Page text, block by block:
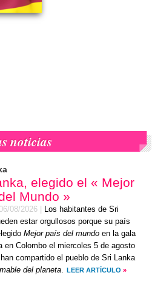
noticias
elegido el « Mejor
Mundo »
08/2026
Los habitantes de Sri
estar orgullosos porque su país
Mejor país del mundo en la gala
en Colombo el miercoles 5 de agosto
compartido el pueblo de Sri Lanka
del planeta. LEER ARTÍCULO »